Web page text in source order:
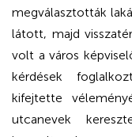
megválasztották
látott, majd
volt a város
kérdések
kifejtette
utcanevek